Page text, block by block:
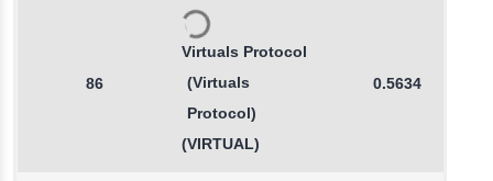
86
Virtuals Protocol
(Virtuals
Protocol)
(VIRTUAL)
0.5634